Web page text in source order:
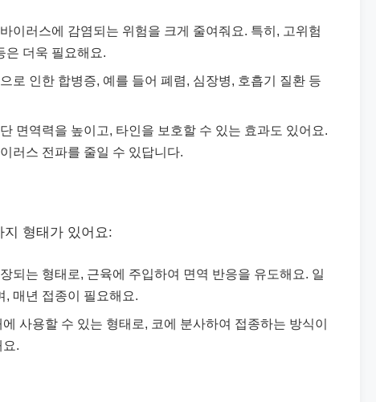
이러스에 감염되는 위험을 크게 줄여줘요. 특히, 고위험
더욱 필요해요.
로 인한 합병증, 예를 들어 폐렴, 심장병, 호흡기 질환 등
면역력을 높이고, 타인을 보호할 수 있는 효과도 있어요.
러스 전파를 줄일 수 있답니다.
지 형태가 있어요:
되는 형태로, 근육에 주입하여 면역 반응을 유도해요. 일
, 매년 접종이 필요해요.
사용할 수 있는 형태로, 코에 분사하여 접종하는 방식이
.